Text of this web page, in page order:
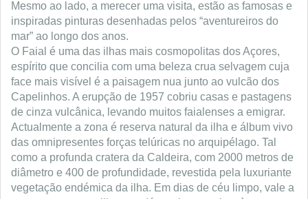
Mesmo ao lado, a merecer uma visita, estão as famosas e
inspiradas pinturas desenhadas pelos “aventureiros do
mar” ao longo dos anos.
O Faial é uma das ilhas mais cosmopolitas dos Açores,
espírito que concilia com uma beleza crua selvagem cuja
face mais visível é a paisagem nua junto ao vulcão dos
Capelinhos. A erupção de 1957 cobriu casas e pastagens
de cinza vulcânica, levando muitos faialenses a emigrar.
Actualmente a zona é reserva natural da ilha e álbum vivo
das omnipresentes forças telúricas no arquipélago. Tal
como a profunda cratera da Caldeira, com 2000 metros de
diâmetro e 400 de profundidade, revestida pela luxuriante
vegetação endémica da ilha. Em dias de céu limpo, vale a